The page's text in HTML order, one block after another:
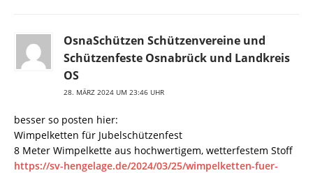
OsnaSchützen Schützenvereine und
Schützenfeste Osnabrück und Landkreis
OS
28. MÄRZ 2024 UM 23:46 UHR
besser so posten hier:
Wimpelketten für Jubelschützenfest
8 Meter Wimpelkette aus hochwertigem, wetterfestem Stoff
https://sv-hengelage.de/2024/03/25/wimpelketten-fuer-